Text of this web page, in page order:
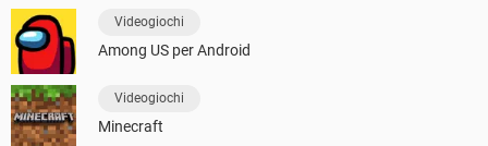
Videogiochi
Among US per Android
Videogiochi
Minecraft